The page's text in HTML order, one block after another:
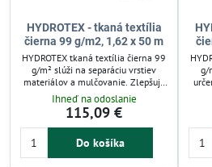
HYDROTEX - tkaná textília
čierna 99 g/m2, 1,62 x 50 m
HYDROTEX tkaná textília čierna 99
g/m² slúži na separáciu vrstiev
materiálov a mulčovanie. Zlepšuje
únosnosť podložia pod mulč,
chodníky, príjazdy či parkovacie
plochy. Priepustná a odolná
geotextília zabraňuje vzniku
nerovností pri zaťažení. Vhodná pre
Ihneď na odoslanie
115,09 €
Do košíka
g/